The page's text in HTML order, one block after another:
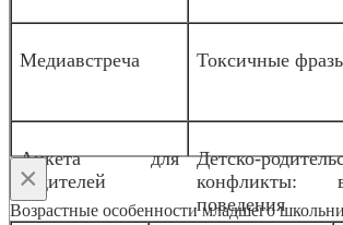
Медиавстреча Токсичные
Анкета для
родителей
Детско-
конфликты:
поведения
×
Возрастные особенности младшего